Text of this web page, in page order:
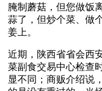
腌制蘑菇，但您做饭
蒜了，但炒个菜、做
姜上。
近期，陕西省省会西
菜副食交易中心检查
显不同；商贩介绍说